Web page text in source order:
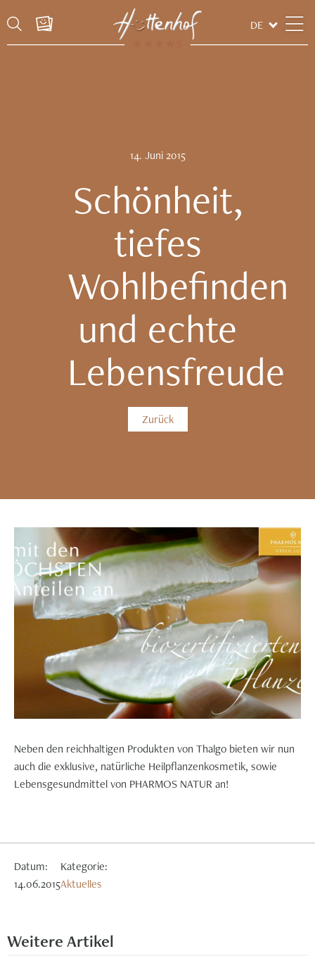
DE
14. Juni 2015
Schönheit,
tiefes
Wohlbefinden
und echte
Lebensfreude
Zurück
Neben den reichhaltigen Produkten von Thalgo bieten wir nun
auch die exklusive, natürliche Heilpflanzenkosmetik, sowie
Lebensgesundmittel von PHARMOS NATUR an!
Datum:
14.06.2015
Kategorie:
Aktuelles
Weitere Artikel